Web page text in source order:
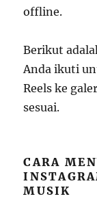
offline.
Berikut
Anda ikuti
Reels ke
sesuai.
CARA
MUSIK